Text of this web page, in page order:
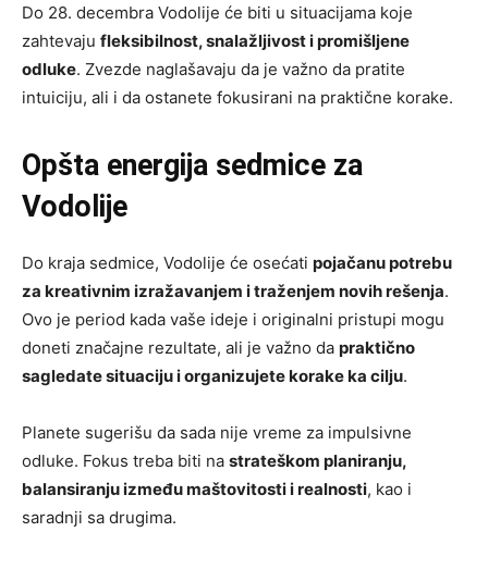
Do 28. decembra Vodolije će biti u situacijama koje
zahtevaju fleksibilnost, snalažljivost i promišljene
odluke. Zvezde naglašavaju da je važno da pratite
intuiciju, ali i da ostanete fokusirani na praktične korake.
Opšta energija sedmice za
Vodolije
Do kraja sedmice, Vodolije će osećati pojačanu potrebu
za kreativnim izražavanjem i traženjem novih rešenja.
Ovo je period kada vaše ideje i originalni pristupi mogu
doneti značajne rezultate, ali je važno da praktično
sagledate situaciju i organizujete korake ka cilju.
Planete sugerišu da sada nije vreme za impulsivne
odluke. Fokus treba biti na strateškom planiranju,
balansiranju između maštovitosti i realnosti, kao i
saradnji sa drugima.